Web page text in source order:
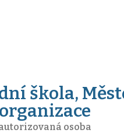
škola,
organizace
osoba